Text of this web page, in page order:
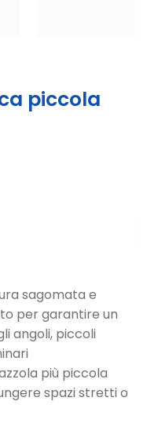
piccola
sagomata e
per garantire un
angoli, piccoli
più piccola
spazi stretti o